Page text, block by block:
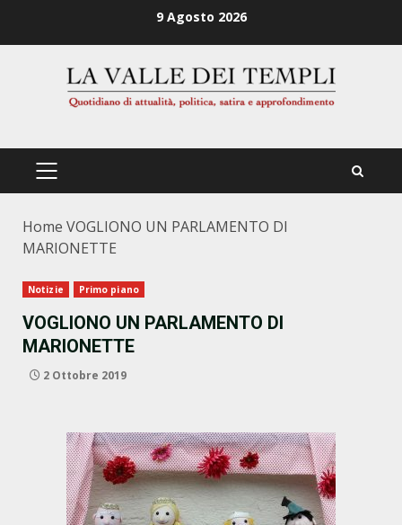
9 Agosto 2026
PRIMÄRES
Home VOGLIONO UN PARLAMENTO DI
MARIONETTE
Notizie Primo piano
VOGLIONO UN PARLAMENTO DI
MARIONETTE
2 Ottobre 2019